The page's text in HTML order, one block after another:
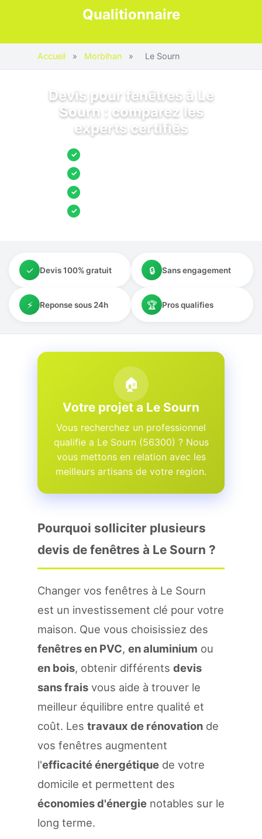
Qualitionnaire
Accueil » Morbihan » Le Sourn
Devis pour fenêtres à Le
Sourn : comparez les
experts certifiés
✓
✓
✓
✓
✓ Devis 100% gratuit 🔒 Sans engagement
⚡ Reponse sous 24h 🏆 Pros qualifies
🏠
Votre projet a Le Sourn
Vous recherchez un professionnel
qualifie a Le Sourn (56300) ? Nous
vous mettons en relation avec les
meilleurs artisans de votre region.
Pourquoi solliciter plusieurs
devis de fenêtres à Le Sourn ?
Changer vos fenêtres à Le Sourn
est un investissement clé pour votre
maison. Que vous choisissiez des
fenêtres en PVC, en aluminium ou
en bois, obtenir différents devis
sans frais vous aide à trouver le
meilleur équilibre entre qualité et
coût. Les travaux de rénovation de
vos fenêtres augmentent
l'efficacité énergétique de votre
domicile et permettent des
économies d'énergie notables sur le
long terme.